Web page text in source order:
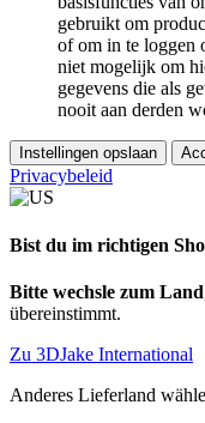
gebruikt om
of om in te loggen
niet mogelijk om
gegevens die als
nooit aan derden
Instellingen opslaan
Privacybeleid
Bist du im richtigen
Bitte wechsle zum Land
übereinstimmt.
Zu 3DJake International
Anderes Lieferland